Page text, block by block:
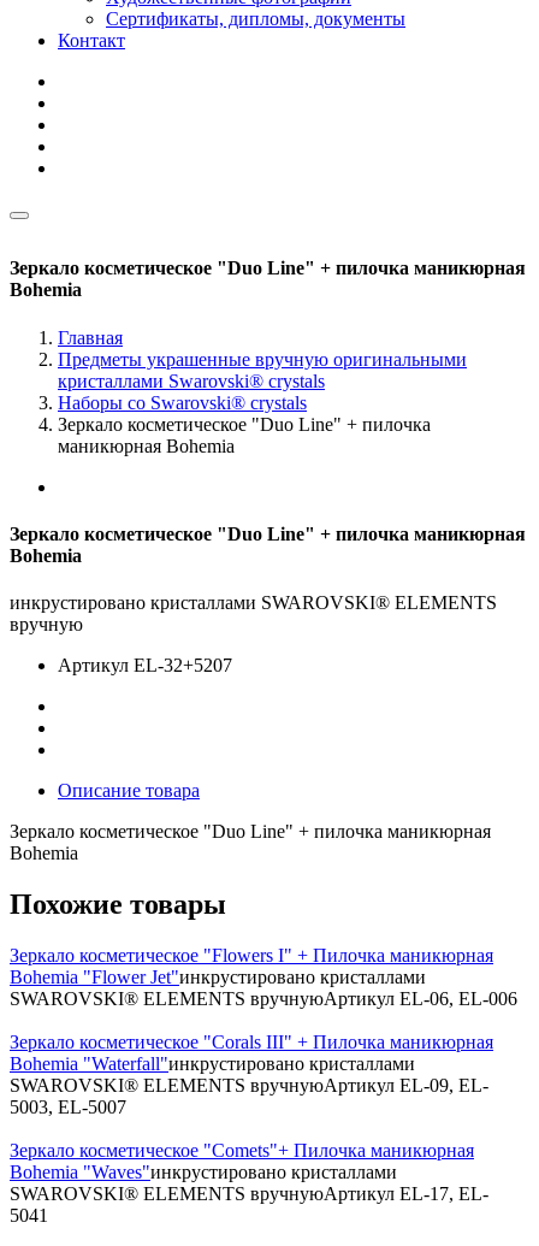
Сертификаты, дипломы, документы
Контакт
Зеркало косметическое "Duo Line" + пилочка маникюрная
Bohemia
Главная
Предметы украшенные вручную оригинальными
кристаллами Swarovski® crystals
Наборы со Swarovski® crystals
Зеркало косметическое "Duo Line" + пилочка
маникюрная Bohemia
Зеркало косметическое "Duo Line" + пилочка маникюрная
Bohemia
инкрустировано кристаллами SWAROVSKI® ELEMENTS
вручную
Артикул EL-32+5207
Описание товара
Зеркало косметическое "Duo Line" + пилочка маникюрная
Bohemia
Похожие товары
Зеркало косметическое "Flowers I" + Пилочка маникюрная
Bohemia "Flower Jet"инкрустировано кристаллами
SWAROVSKI® ELEMENTS вручнуюАртикул EL-06, EL-006
Зеркало косметическое "Corals III" + Пилочка маникюрная
Bohemia "Waterfall"инкрустировано кристаллами
SWAROVSKI® ELEMENTS вручнуюАртикул EL-09, EL-
5003, EL-5007
Зеркало косметическое "Comets"+ Пилочка маникюрная
Bohemia "Waves"инкрустировано кристаллами
SWAROVSKI® ELEMENTS вручнуюАртикул EL-17, EL-
5041